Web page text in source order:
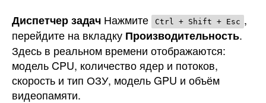
Диспетчер задач Нажмите Ctrl + Shift + Esc ,
перейдите на вкладку Производительность.
Здесь в реальном времени отображаются:
модель CPU, количество ядер и потоков,
скорость и тип ОЗУ, модель GPU и объём
видеопамяти.